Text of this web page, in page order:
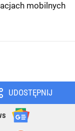
mobilnych
UDOSTĘPNIJ